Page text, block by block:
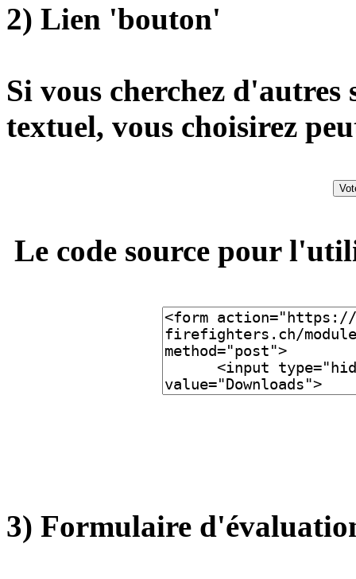
2) Lien 'bouton'
Si vous cherchez
textuel, vous choisirez
Le code source pour
3) Formulaire